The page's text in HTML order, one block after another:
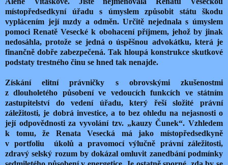
místopředsedkyní úřadu s úmyslem způsobit státu škodu
vyplácením její mzdy a odměn. Určitě nejednala s úmyslem
pomoci Renatě Vesecké k obohacení příjmem, jehož by jinak
nedosáhla, protože se jedná o úspěšnou advokátku, která je
finančně dobře zabezpečená. Tak hloupá konstrukce skutkové
podstaty trestného činu se hned tak nenajde.
Získání elitní právničky s obrovskými zkušenostmi
z dlouholetého působení ve vedoucích funkcích ve státním
zastupitelství do vedení úřadu, který řeší složité právní
záležitosti, je dobrá investice, a to bez ohledu na nejasnosti o
její odpovědnosti za vyvolání tzv. „kauzy Čunek“. Vzhledem
k tomu, že Renata Vesecká má jako místopředsedkyně
v portfoliu úkolů a pravomocí výlučně právní záležitosti,
zdravý selský rozum by dokázal omluvit zanedbání podmínky